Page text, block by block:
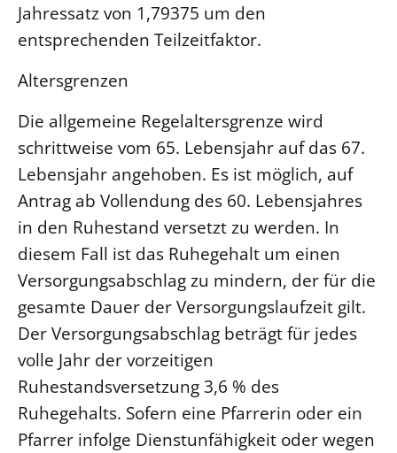
Jahressatz von 1,79375 um den
entsprechenden Teilzeitfaktor.
Altersgrenzen
Die allgemeine Regelaltersgrenze wird
schrittweise vom 65. Lebensjahr auf das 67.
Lebensjahr angehoben. Es ist möglich, auf
Antrag ab Vollendung des 60. Lebensjahres
in den Ruhestand versetzt zu werden. In
diesem Fall ist das Ruhegehalt um einen
Versorgungsabschlag zu mindern, der für die
gesamte Dauer der Versorgungslaufzeit gilt.
Der Versorgungsabschlag beträgt für jedes
volle Jahr der vorzeitigen
Ruhestandsversetzung 3,6 % des
Ruhegehalts. Sofern eine Pfarrerin oder ein
Pfarrer infolge Dienstunfähigkeit oder wegen